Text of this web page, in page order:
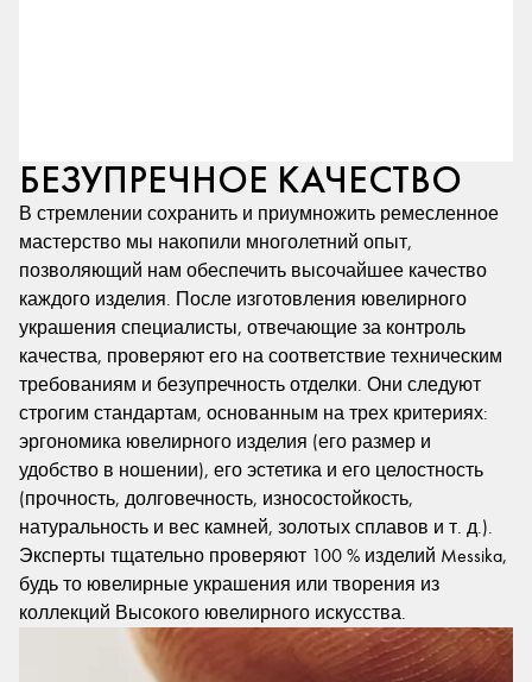
БЕЗУПРЕЧНОЕ КАЧЕСТВО
В стремлении сохранить и приумножить ремесленное
мастерство мы накопили многолетний опыт,
позволяющий нам обеспечить высочайшее качество
каждого изделия. После изготовления ювелирного
украшения специалисты, отвечающие за контроль
качества, проверяют его на соответствие техническим
требованиям и безупречность отделки. Они следуют
строгим стандартам, основанным на трех критериях:
эргономика ювелирного изделия (его размер и
удобство в ношении), его эстетика и его целостность
(прочность, долговечность, износостойкость,
натуральность и вес камней, золотых сплавов и т. д.).
Эксперты тщательно проверяют 100 % изделий Messika,
будь то ювелирные украшения или творения из
коллекций Высокого ювелирного искусства.